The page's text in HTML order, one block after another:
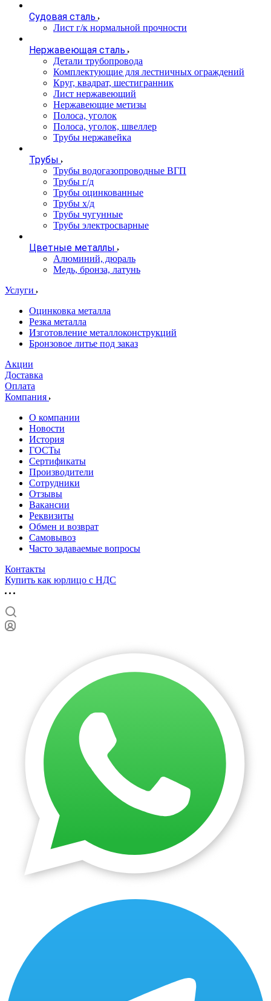
Судовая сталь
Лист г/к нормальной прочности
Нержавеющая сталь
Детали трубопровода
Комплектующие для лестничных ограждений
Круг, квадрат, шестигранник
Лист нержавеющий
Нержавеющие метизы
Полоса, уголок
Полоса, уголок, швеллер
Трубы нержавейка
Трубы
Трубы водогазопроводные ВГП
Трубы г/д
Трубы оцинкованные
Трубы х/д
Трубы чугунные
Трубы электросварные
Цветные металлы
Алюминий, дюраль
Медь, бронза, латунь
Услуги
Оцинковка металла
Резка металла
Изготовление металлоконструкций
Бронзовое литье под заказ
Акции
Доставка
Оплата
Компания
О компании
Новости
История
ГОСТы
Сертификаты
Производители
Сотрудники
Отзывы
Вакансии
Реквизиты
Обмен и возврат
Самовывоз
Часто задаваемые вопросы
Контакты
Купить как юрлицо с НДС